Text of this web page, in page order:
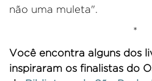
não uma muleta".
*
Você encontra alguns dos
inspiraram os finalistas do